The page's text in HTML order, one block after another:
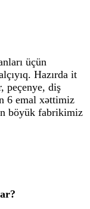
üçün
Hazırda it
peçenye, diş
6 emal xəttimiz
böyük fabrikimiz